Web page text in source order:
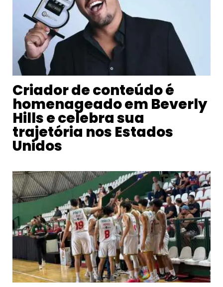
Criador de conteúdo é
homenageado em Beverly
Hills e celebra sua
trajetória nos Estados
Unidos